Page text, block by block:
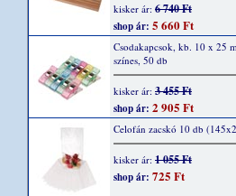
kisker ár: 6 740 Ft
shop ár: 5 660 Ft
Csodakapcsok, kb. 10 x 25
színes, 50 db
kisker ár: 3 455 Ft
shop ár: 2 905 Ft
Celofán zacskó 10 db
kisker ár: 1 055 Ft
shop ár: 725 Ft